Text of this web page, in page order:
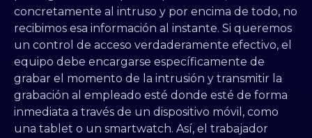
concretamente al intruso y por encima de todo, no
recibimos esa información al instante. Si queremos
un control de acceso verdaderamente efectivo, el
equipo debe encargarse específicamente de
grabar el momento de la intrusión y transmitir la
grabación al empleado esté donde esté de forma
inmediata a través de un dispositivo móvil, como
una tablet o un smartwatch. Así, el trabajador